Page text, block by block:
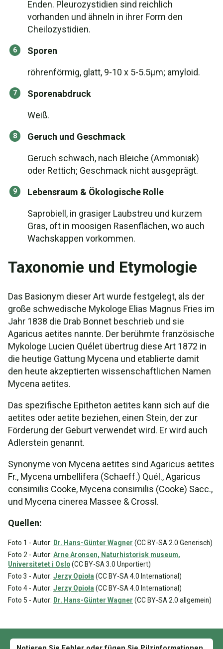
Enden. Pleurozystidien sind reichlich
vorhanden und ähneln in ihrer Form den
Cheilozystidien.
Sporen
röhrenförmig, glatt, 9-10 x 5-5.5µm; amyloid.
Sporenabdruck
Weiß.
Geruch und Geschmack
Geruch schwach, nach Bleiche (Ammoniak)
oder Rettich; Geschmack nicht ausgeprägt.
Lebensraum & Ökologische Rolle
Saprobiell, in grasiger Laubstreu und kurzem
Gras, oft in moosigen Rasenflächen, wo auch
Wachskappen vorkommen.
Taxonomie und Etymologie
Das Basionym dieser Art wurde festgelegt, als der
große schwedische Mykologe Elias Magnus Fries im
Jahr 1838 die Drab Bonnet beschrieb und sie
Agaricus aetites nannte. Der berühmte französische
Mykologe Lucien Quélet übertrug diese Art 1872 in
die heutige Gattung Mycena und etablierte damit
den heute akzeptierten wissenschaftlichen Namen
Mycena aetites.
Das spezifische Epitheton aetites kann sich auf die
aetites oder aetite beziehen, einen Stein, der zur
Förderung der Geburt verwendet wird. Er wird auch
Adlerstein genannt.
Synonyme von Mycena aetites sind Agaricus aetites
Fr., Mycena umbellifera (Schaeff.) Quél., Agaricus
consimilis Cooke, Mycena consimilis (Cooke) Sacc.,
und Mycena cinerea Massee & Crossl.
Quellen:
Foto 1 - Autor: Dr. Hans-Günter Wagner (CC BY-SA 2.0 Generisch)
Foto 2 - Autor: Arne Aronsen, Naturhistorisk museum,
Universitetet i Oslo(CC BY-SA 3.0 Unportiert)
Foto 3 - Autor: Jerzy Opioła (CC BY-SA 4.0 International)
Foto 4 - Autor: Jerzy Opioła (CC BY-SA 4.0 International)
Foto 5 - Autor: Dr. Hans-Günter Wagner (CC BY-SA 2.0 allgemein)